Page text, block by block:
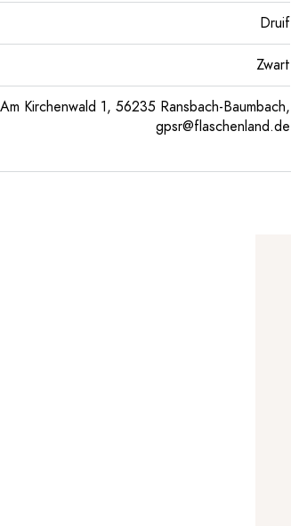
Druif
Zwart
Kirchenwald 1, 56235 Ransbach-Baumbach,
gpsr@flaschenland.de